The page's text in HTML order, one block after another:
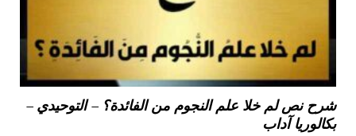
شرح نص لم خلا علم النجوم من الفائدة؟ – التوحيدي –
بكالوريا آداب